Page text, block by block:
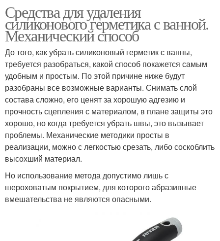
Средства для удаления
силиконового герметика с ванной.
Механический способ
До того, как убрать силиконовый герметик с ванны,
требуется разобраться, какой способ покажется самым
удобным и простым. По этой причине ниже будут
разобраны все возможные варианты. Снимать слой
состава сложно, его ценят за хорошую адгезию и
прочность сцепления с материалом, в плане защиты это
хорошо, но когда требуется убрать швы, это вызывает
проблемы. Механические методики просты в
реализации, можно с легкостью срезать, либо соскоблить
высохший материал.
Но использование метода допустимо лишь с
шероховатым покрытием, для которого абразивные
вмешательства не являются опасными.